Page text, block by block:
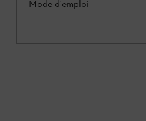
Mode d'emploi